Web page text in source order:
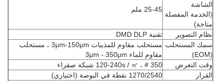
الشاشة
(الخدمة المفصلة
متاحة)
25-45 ملم
نظام التصوير
تقنية DMD DLP
سمك المستحلب
(EOM)
مستحلب مقاوم للمذيبات 3μm-150μm ، مستحلب
مقاوم للماء 3μm - 350μm
وقت التعرض
120-240s / ㎡ ، # 350 شبكة صفراء
القرار
1270/2540 نقطة في البوصة (اختياري)